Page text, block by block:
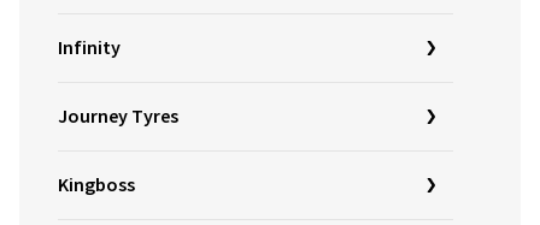
Infinity
Journey Tyres
Kingboss